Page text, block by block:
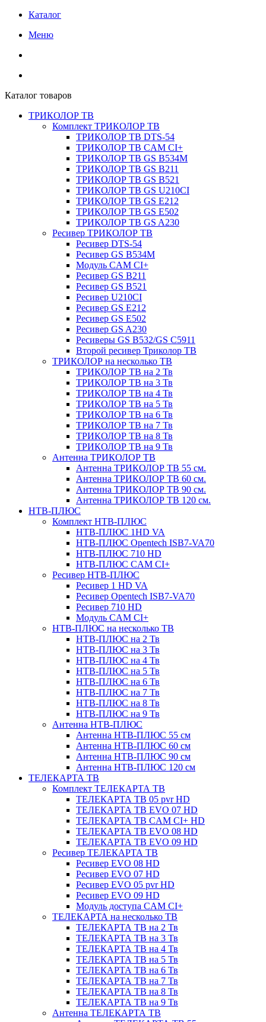
Каталог
Меню
Каталог товаров
ТРИКОЛОР ТВ
Комплект ТРИКОЛОР ТВ
ТРИКОЛОР ТВ DTS-54
ТРИКОЛОР ТВ CAM CI+
ТРИКОЛОР ТВ GS B534M
ТРИКОЛОР ТВ GS B211
ТРИКОЛОР ТВ GS B521
ТРИКОЛОР ТВ GS U210CI
ТРИКОЛОР ТВ GS E212
ТРИКОЛОР ТВ GS E502
ТРИКОЛОР ТВ GS A230
Ресивер ТРИКОЛОР ТВ
Ресивер DTS-54
Ресивер GS B534M
Модуль CAM CI+
Ресивер GS B211
Ресивер GS B521
Ресивер U210CI
Ресивер GS E212
Ресивер GS E502
Ресивер GS A230
Ресиверы GS B532/GS C5911
Второй ресивер Триколор ТВ
ТРИКОЛОР на несколько ТВ
ТРИКОЛОР ТВ на 2 Тв
ТРИКОЛОР ТВ на 3 Тв
ТРИКОЛОР ТВ на 4 Тв
ТРИКОЛОР ТВ на 5 Тв
ТРИКОЛОР ТВ на 6 Тв
ТРИКОЛОР ТВ на 7 Тв
ТРИКОЛОР ТВ на 8 Тв
ТРИКОЛОР ТВ на 9 Тв
Антенна ТРИКОЛОР ТВ
Антенна ТРИКОЛОР ТВ 55 см.
Антенна ТРИКОЛОР ТВ 60 см.
Антенна ТРИКОЛОР ТВ 90 см.
Антенна ТРИКОЛОР ТВ 120 см.
НТВ-ПЛЮС
Комплект НТВ-ПЛЮС
НТВ-ПЛЮС 1HD VA
НТВ-ПЛЮС Opentech ISB7-VA70
НТВ-ПЛЮС 710 HD
НТВ-ПЛЮС CAM CI+
Ресивер НТВ-ПЛЮС
Ресивер 1 HD VA
Ресивер Opentech ISB7-VA70
Ресивер 710 HD
Модуль CAM CI+
НТВ-ПЛЮС на несколько ТВ
НТВ-ПЛЮС на 2 Тв
НТВ-ПЛЮС на 3 Тв
НТВ-ПЛЮС на 4 Тв
НТВ-ПЛЮС на 5 Тв
НТВ-ПЛЮС на 6 Тв
НТВ-ПЛЮС на 7 Тв
НТВ-ПЛЮС на 8 Тв
НТВ-ПЛЮС на 9 Тв
Антенна НТВ-ПЛЮС
Антенна НТВ-ПЛЮС 55 см
Антенна НТВ-ПЛЮС 60 см
Антенна НТВ-ПЛЮС 90 см
Антенна НТВ-ПЛЮС 120 см
ТЕЛЕКАРТА ТВ
Комплект ТЕЛЕКАРТА ТВ
ТЕЛЕКАРТА ТВ 05 pvr HD
ТЕЛЕКАРТА ТВ EVO 07 HD
ТЕЛЕКАРТА ТВ CAM CI+ HD
ТЕЛЕКАРТА ТВ EVO 08 HD
ТЕЛЕКАРТА ТВ EVO 09 HD
Ресивер ТЕЛЕКАРТА ТВ
Ресивер EVO 08 HD
Ресивер EVO 07 HD
Ресивер EVO 05 pvr HD
Ресивер EVO 09 HD
Модуль доступа CAM CI+
ТЕЛЕКАРТА на несколько ТВ
ТЕЛЕКАРТА ТВ на 2 Тв
ТЕЛЕКАРТА ТВ на 3 Тв
ТЕЛЕКАРТА ТВ на 4 Тв
ТЕЛЕКАРТА ТВ на 5 Тв
ТЕЛЕКАРТА ТВ на 6 Тв
ТЕЛЕКАРТА ТВ на 7 Тв
ТЕЛЕКАРТА ТВ на 8 Тв
ТЕЛЕКАРТА ТВ на 9 Тв
Антенна ТЕЛЕКАРТА ТВ